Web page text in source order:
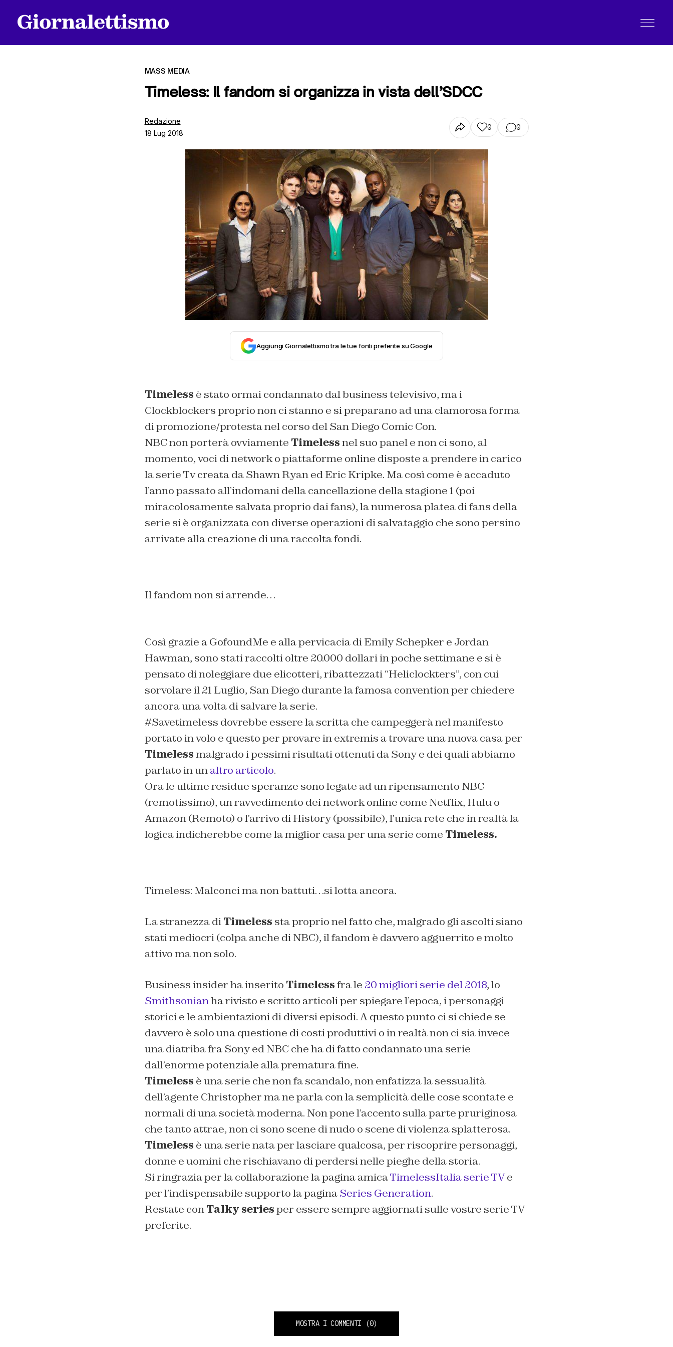
MASS MEDIA
Timeless: Il fandom si organizza in vista dell’SDCC
Redazione
18 Lug 2018
0 0
Aggiungi Giornalettismo tra le tue fonti preferite su Google
Timeless è stato ormai condannato dal business televisivo, ma i
Clockblockers proprio non ci stanno e si preparano ad una clamorosa forma
di promozione/protesta nel corso del San Diego Comic Con.
NBC non porterà ovviamente Timelessnel suo panel e non ci sono, al
momento, voci di network o piattaforme online disposte a prendere in carico
la serie Tv creata da Shawn Ryan ed Eric Kripke. Ma così come è accaduto
l’anno passato all’indomani della cancellazione della stagione 1 (poi
miracolosamente salvata proprio dai fans), la numerosa platea di fans della
serie si è organizzata con diverse operazioni di salvataggio che sono persino
arrivate alla creazione di una raccolta fondi.
Il fandom non si arrende…
Così grazie a GofoundMe e alla pervicacia di Emily Schepker e Jordan
Hawman, sono stati raccolti oltre 20.000 dollari in poche settimane e si è
pensato di noleggiare due elicotteri, ribattezzati “Heliclockters”, con cui
sorvolare il 21 Luglio, San Diego durante la famosa convention per chiedere
ancora una volta di salvare la serie.
#Savetimeless dovrebbe essere la scritta che campeggerà nel manifesto
portato in volo e questo per provare in extremis a trovare una nuova casa per
Timelessmalgrado i pessimi risultati ottenuti da Sony e dei quali abbiamo
parlato in unaltro articolo.
Ora le ultime residue speranze sono legate ad un ripensamento NBC
(remotissimo), un ravvedimento dei network online come Netflix, Hulu o
Amazon (Remoto) o l’arrivo di History (possibile), l’unica rete che in realtà la
logica indicherebbe come la miglior casa per una serie come Timeless.
Timeless: Malconci ma non battuti…si lotta ancora.
La stranezza diTimeless sta proprio nel fatto che, malgrado gli ascolti siano
stati mediocri (colpa anche di NBC), il fandom è davvero agguerrito e molto
attivo ma non solo.
Business insider ha inserito Timelessfra le 20 migliori serie del 2018, lo
Smithsonianha rivisto e scritto articoli per spiegare l’epoca, i personaggi
storici e le ambientazioni di diversi episodi. A questo punto ci si chiede se
davvero è solo una questione di costi produttivi o in realtà non ci sia invece
una diatriba fra Sony ed NBC che ha di fatto condannato una serie
dall’enorme potenziale alla prematura fine.
Timeless è una serie che non fa scandalo, non enfatizza la sessualità
dell’agente Christopher ma ne parla con la semplicità delle cose scontate e
normali di una società moderna. Non pone l’accento sulla parte pruriginosa
che tanto attrae, non ci sono scene di nudo o scene di violenza splatterosa.
Timeless è una serie nata per lasciare qualcosa, per riscoprire personaggi,
donne e uomini che rischiavano di perdersi nelle pieghe della storia.
Si ringrazia per la collaborazione la pagina amicaTimelessItalia serie TVe
per l’indispensabile supporto la paginaSeries Generation.
Restate conTalky seriesper essere sempre aggiornati sulle vostre serie TV
preferite.
MOSTRA I COMMENTI (0)